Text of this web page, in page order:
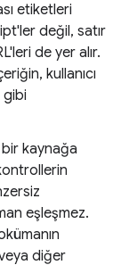
etiketleri
değil, satır
de yer alır.
kullanıcı
gibi
kaynağa
eşleşmez.
diğer